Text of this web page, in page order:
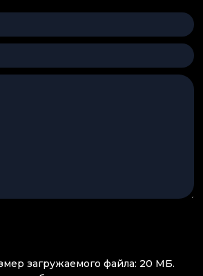
загружаемого файла: 20 МБ.